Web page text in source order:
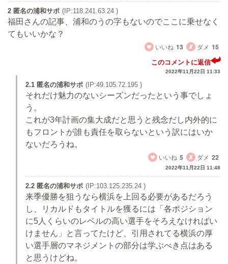
2 匿名の浦和サポ (IP:118.241.63.24 )
福田さんの記事、浦和のうの字もないのでここに乗せなく
てもいいかな？
いいね 13 ダメ 15
このコメントに返信
2022年11月22日 11:33
2.1 匿名の浦和サポ (IP:49.105.72.195 )
それだけ魅力のないシーズンだったという事でしょ
う。
これが3年計画の集大成だと思うと残念だし内外的に
もフロントが誰も責任を取らないという訳にはいか
ないだろうね。
いいね 5 ダメ 22
2022年11月22日 11:48
2.2 匿名の浦和サポ (IP:103.125.235.24 )
来季優勝を狙うなら横浜を上回る必要があるだろう
し、リカルドもタイトルを獲るには「各ポジション
に5人くらいのレベルの高い選手をそろえなければい
けません」と言ってたけど、引用されてる横浜の厚
い選手層のマネジメントの部分は学ぶべき点はある
と思うけどね。